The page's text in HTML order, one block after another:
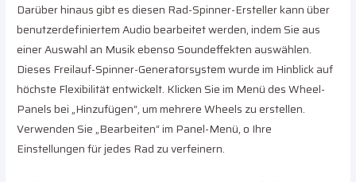
Darüber hinaus gibt es diesen Rad-Spinner-Ersteller kann über
benutzerdefiniertem Audio bearbeitet werden, indem Sie aus
einer Auswahl an Musik ebenso Soundeffekten auswählen.
Dieses Freilauf-Spinner-Generatorsystem wurde im Hinblick auf
höchste Flexibilität entwickelt. Klicken Sie im Menü des Wheel-
Panels bei „Hinzufügen“, um mehrere Wheels zu erstellen.
Verwenden Sie „Bearbeiten“ im Panel-Menü, o Ihre
Einstellungen für jedes Rad zu verfeinern.